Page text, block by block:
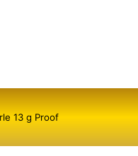
13 g Proof